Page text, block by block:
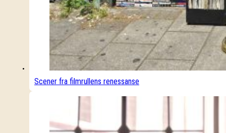
Scener fra filmrullens renessanse